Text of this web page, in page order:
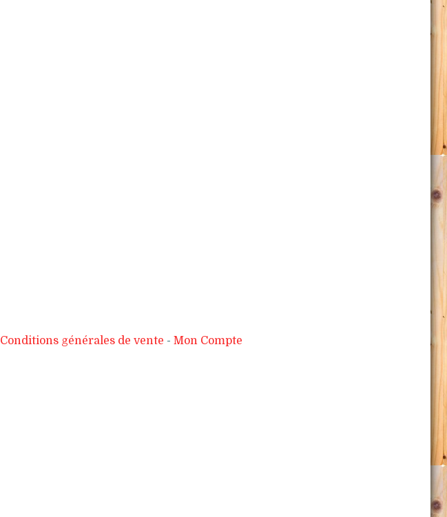
Conditions générales de vente Mon Compte